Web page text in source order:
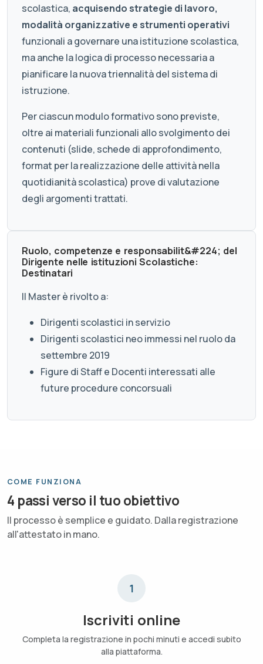
scolastica, acquisendo strategie di lavoro,
modalità organizzative e strumenti operativi
funzionali a governare una istituzione scolastica,
ma anche la logica di processo necessaria a
pianificare la nuova triennalità del sistema di
istruzione.
Per ciascun modulo formativo sono previste,
oltre ai materiali funzionali allo svolgimento dei
contenuti (slide, schede di approfondimento,
format per la realizzazione delle attività nella
quotidianità scolastica) prove di valutazione
degli argomenti trattati.
Ruolo, competenze e responsabilit&#224; del
Dirigente nelle istituzioni Scolastiche:
Destinatari
Il Master è rivolto a:
Dirigenti scolastici in servizio
Dirigenti scolastici neo immessi nel ruolo da
settembre 2019
Figure di Staff e Docenti interessati alle
future procedure concorsuali
COME FUNZIONA
4 passi verso il tuo obiettivo
Il processo è semplice e guidato. Dalla registrazione
all'attestato in mano.
1
Iscriviti online
Completa la registrazione in pochi minuti e accedi subito
alla piattaforma.